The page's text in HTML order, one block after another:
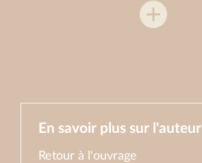
En savoir plus sur l'auteur
Retour à l'ouvrage